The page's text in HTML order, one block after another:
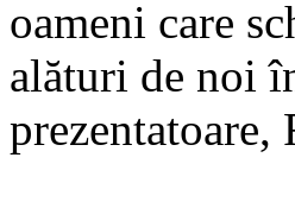
oameni care
alături de noi